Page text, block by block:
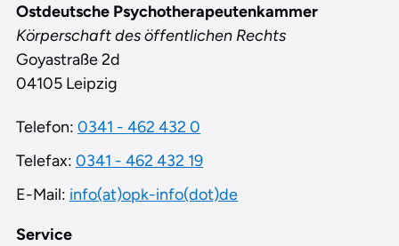
Service
Ostdeutsche Psychotherapeutenkammer
Körperschaft des öffentlichen Rechts
Goyastraße 2d
04105 Leipzig
Telefon: 0341 - 462 432 0
Telefax: 0341 - 462 432 19
E-Mail: info(at)opk-info(dot)de